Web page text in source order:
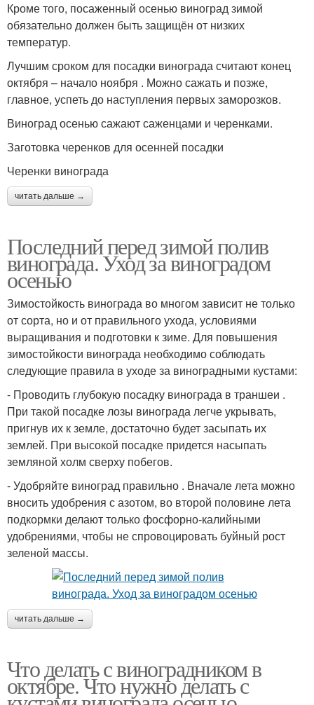
Кроме того, посаженный осенью виноград зимой
обязательно должен быть защищён от низких
температур.
Лучшим сроком для посадки винограда считают конец
октября – начало ноября . Можно сажать и позже,
главное, успеть до наступления первых заморозков.
Виноград осенью сажают саженцами и черенками.
Заготовка черенков для осенней посадки
Черенки винограда
читать дальше →
Последний перед зимой полив
винограда. Уход за виноградом
осенью
Зимостойкость винограда во многом зависит не только
от сорта, но и от правильного ухода, условиями
выращивания и подготовки к зиме. Для повышения
зимостойкости винограда необходимо соблюдать
следующие правила в уходе за виноградными кустами:
- Проводить глубокую посадку винограда в траншеи .
При такой посадке лозы винограда легче укрывать,
пригнув их к земле, достаточно будет засыпать их
землей. При высокой посадке придется насыпать
земляной холм сверху побегов.
- Удобряйте виноград правильно . Вначале лета можно
вносить удобрения с азотом, во второй половине лета
подкормки делают только фосфорно-калийными
удобрениями, чтобы не спровоцировать буйный рост
зеленой массы.
читать дальше →
Что делать с виноградником в
октябре. Что нужно делать с